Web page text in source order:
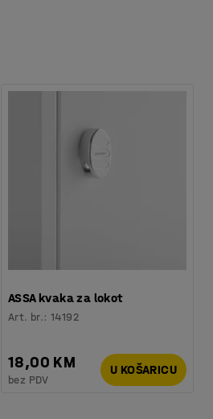
ASSA kvaka za lokot
Art. br.:14192
18,00 KM
bez PDV
U KOŠARICU